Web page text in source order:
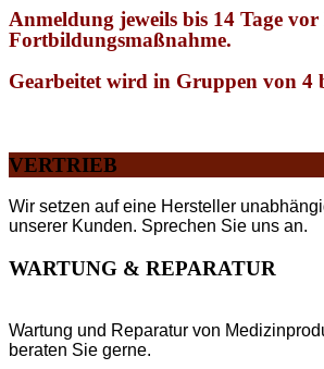
Anmeldung jeweils bis 14 Tage
Fortbildungsmaßnahme.
Gearbeitet wird in Gruppen von 4
VERTRIEB
Wir setzen auf eine Hersteller
unserer Kunden. Sprechen Sie uns an.
WARTUNG & REPARATUR
Wartung und Reparatur von
beraten Sie gerne.